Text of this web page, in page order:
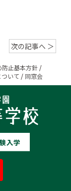
次の記事へ ＞
防止基本方針 /
いて / 同窓会